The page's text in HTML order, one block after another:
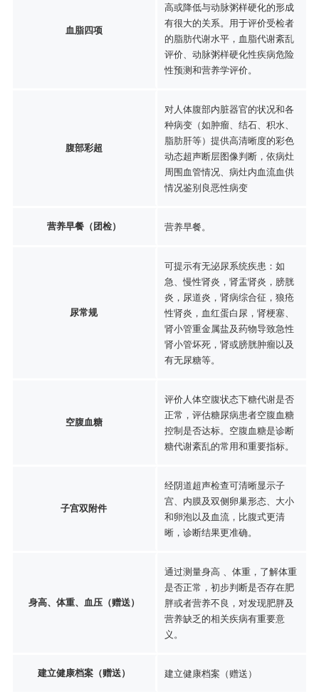
血脂四项
高或降低与动脉粥样硬化的形成
有很大的关系。用于评价受检者
的脂肪代谢水平，血脂代谢紊乱
评价、动脉粥样硬化性疾病危险
性预测和营养学评价。
腹部彩超
对人体腹部内脏器官的状况和各
种病变（如肿瘤、结石、积水、
脂肪肝等）提供高清晰度的彩色
动态超声断层图像判断，依病灶
周围血管情况、病灶内血流血供
情况鉴别良恶性病变
营养早餐（团检） 营养早餐。
尿常规
可提示有无泌尿系统疾患：如
急、慢性肾炎，肾盂肾炎，膀胱
炎，尿道炎，肾病综合征，狼疮
性肾炎，血红蛋白尿，肾梗塞、
肾小管重金属盐及药物导致急性
肾小管坏死，肾或膀胱肿瘤以及
有无尿糖等。
空腹血糖
评价人体空腹状态下糖代谢是否
正常，评估糖尿病患者空腹血糖
控制是否达标。空腹血糖是诊断
糖代谢紊乱的常用和重要指标。
子宫双附件
经阴道超声检查可清晰显示子
宫、内膜及双侧卵巢形态、大小
和卵泡以及血流，比腹式更清
晰，诊断结果更准确。
身高、体重、血压（赠送）
通过测量身高 、体重，了解体重
是否正常，初步判断是否存在肥
胖或者营养不良，对发现肥胖及
营养缺乏的相关疾病有重要意
义。
建立健康档案（赠送） 建立健康档案（赠送）